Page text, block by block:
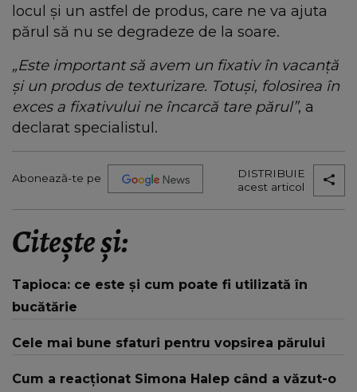
locul și un astfel de produs, care ne va ajuta
părul să nu se degradeze de la soare.
„Este important să avem un fixativ în vacanță
și un produs de texturizare. Totuși, folosirea în
exces a fixativului ne încarcă tare părul”, a
declarat specialistul.
Abonează-te pe
DISTRIBUIE
acest articol
Citește și:
Tapioca: ce este și cum poate fi utilizată în
bucătărie
Cele mai bune sfaturi pentru vopsirea părului
Cum a reacționat Simona Halep când a văzut-o